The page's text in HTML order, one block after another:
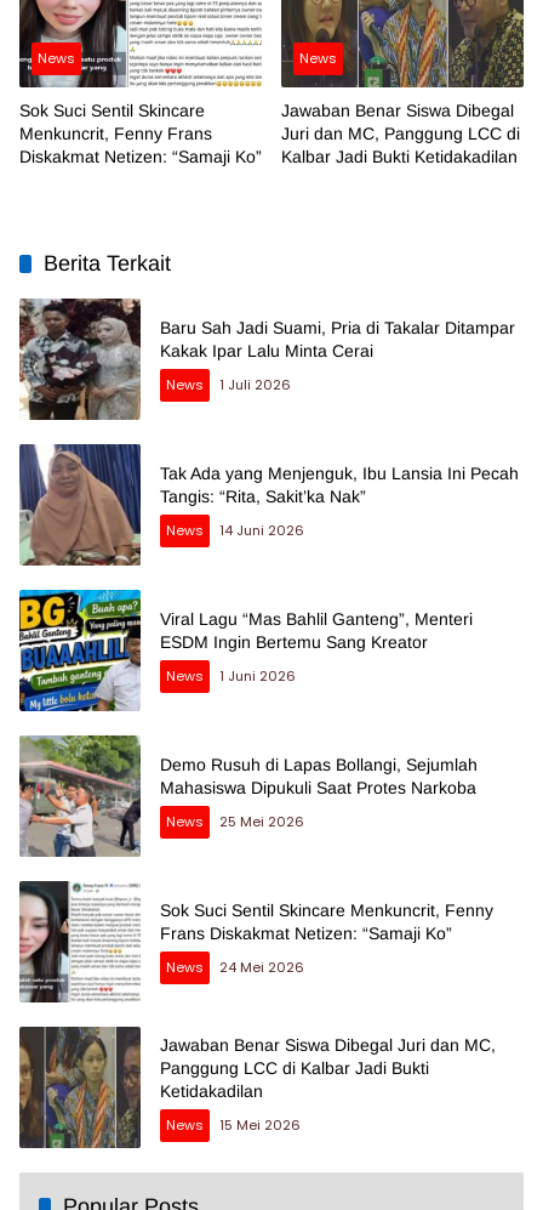
News
Sok Suci Sentil Skincare
Menkuncrit, Fenny Frans
Diskakmat Netizen: “Samaji Ko”
News
Jawaban Benar Siswa Dibegal
Juri dan MC, Panggung LCC di
Kalbar Jadi Bukti Ketidakadilan
Berita Terkait
Baru Sah Jadi Suami, Pria di Takalar Ditampar
Kakak Ipar Lalu Minta Cerai
News
1 Juli 2026
Tak Ada yang Menjenguk, Ibu Lansia Ini Pecah
Tangis: “Rita, Sakit’ka Nak”
News
14 Juni 2026
Viral Lagu “Mas Bahlil Ganteng”, Menteri
ESDM Ingin Bertemu Sang Kreator
News
1 Juni 2026
Demo Rusuh di Lapas Bollangi, Sejumlah
Mahasiswa Dipukuli Saat Protes Narkoba
News
25 Mei 2026
Sok Suci Sentil Skincare Menkuncrit, Fenny
Frans Diskakmat Netizen: “Samaji Ko”
News
24 Mei 2026
Jawaban Benar Siswa Dibegal Juri dan MC,
Panggung LCC di Kalbar Jadi Bukti
Ketidakadilan
News
15 Mei 2026